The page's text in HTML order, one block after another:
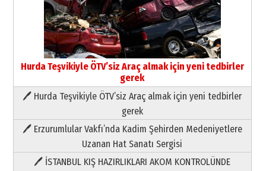
Hurda Teşvikiyle ÖTV’siz Araç almak için yeni tedbirler
gerek
🖊 Hurda Teşvikiyle ÖTV’siz Araç almak için yeni tedbirler
gerek
🖊 Erzurumlular Vakfı’nda Kadim Şehirden Medeniyetlere
Uzanan Hat Sanatı Sergisi
🖊 İSTANBUL KIŞ HAZIRLIKLARI AKOM KONTROLÜNDE
Paranın Aile Kültüründeki Yeri
03 Ağustos 2026 Pazartesi
Yıldırım Gündoğdu